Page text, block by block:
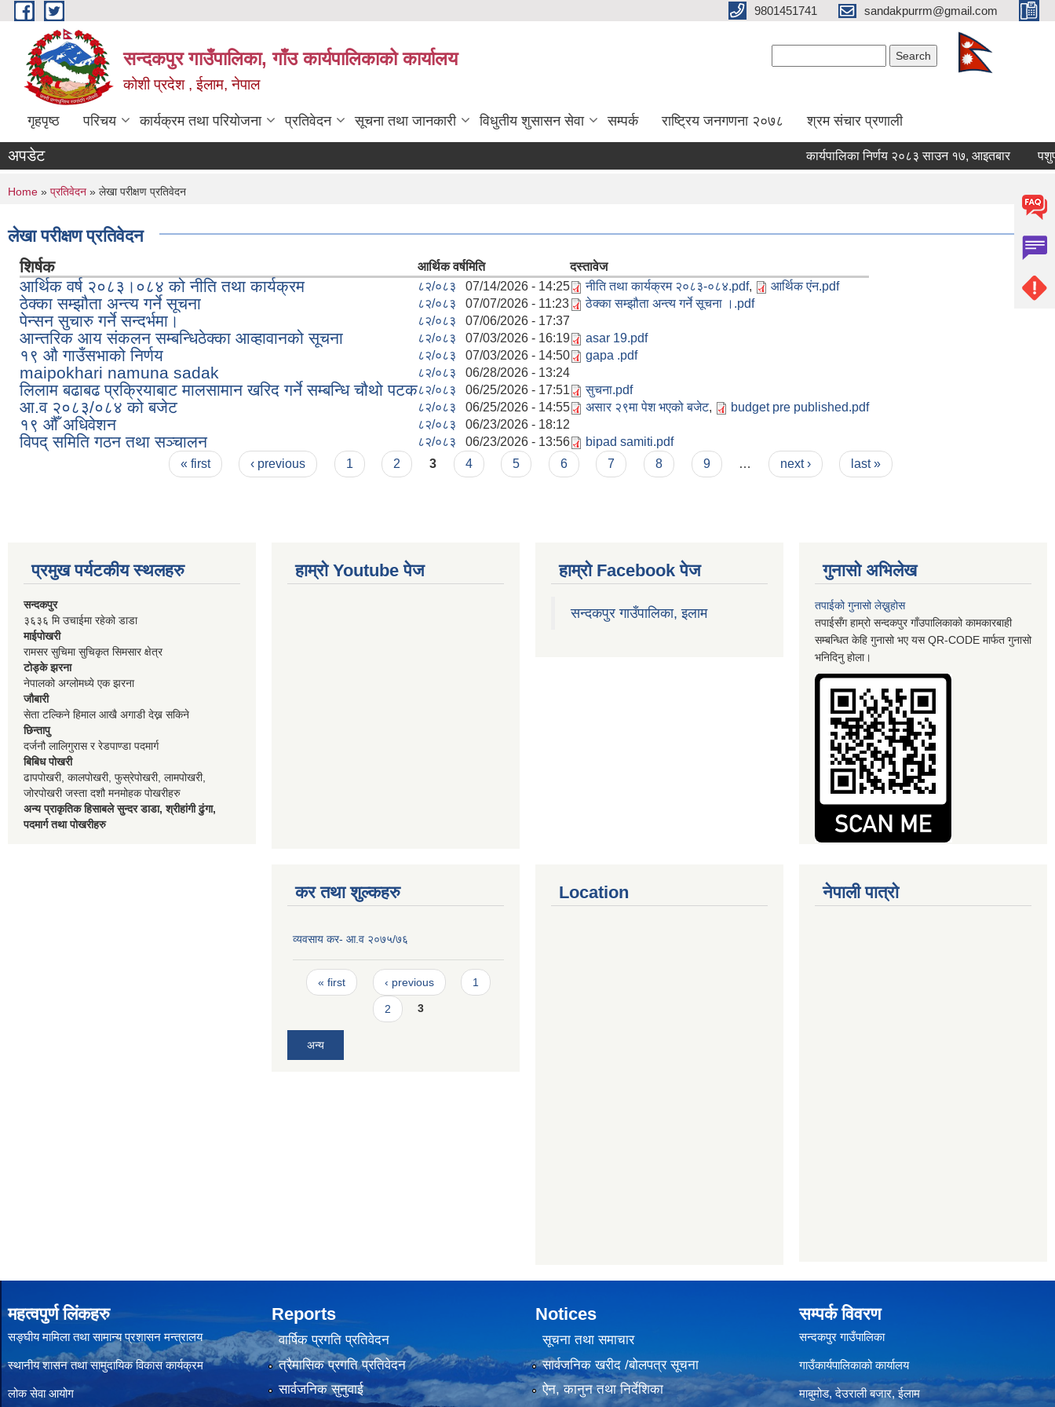
Skip to main content 9801451741 sandakpurrm@gmail.com
सन्दकपुर गाउँपालिका, गाँउ कार्यपालिकाको कार्यालय
कोशी प्रदेश , ईलाम, नेपाल
गृहपृष्ठ परिचय कार्यक्रम तथा परियोजना प्रतिवेदन सूचना तथा जानकारी विधुतीय शुसासन सेवा सम्पर्क राष्ट्रिय जनगणना २०७८ श्रम संचार प्रणाली
अपडेट कार्यपालिका निर्णय २०८३ साउन १७, आइतबार
You are here
Home » प्रतिवेदन » लेखा परीक्षण प्रतिवेदन
लेखा परीक्षण प्रतिवेदन
शिर्षक आर्थिक वर्षमिति दस्तावेज
आर्थिक वर्ष २०८३।०८४ को नीति तथा कार्यक्रम ८२/०८३ 07/14/2026 - 14:25 नीति तथा कार्यक्रम २०८३-०८४.pdf, आर्थिक एंन.pdf
ठेक्का सम्झौता अन्त्य गर्ने सूचना ८२/०८३ 07/07/2026 - 11:23 ठेक्का सम्झौता अन्त्य गर्ने सूचना ।.pdf
पेन्सन सुचारु गर्ने सन्दर्भमा। ८२/०८३ 07/06/2026 - 17:37
आन्तरिक आय संकलन सम्बन्धिठेक्का आव्हावानको सूचना ८२/०८३ 07/03/2026 - 16:19 asar 19.pdf
१९ औ गाउँसभाको निर्णय ८२/०८३ 07/03/2026 - 14:50 gapa .pdf
maipokhari namuna sadak ८२/०८३ 06/28/2026 - 13:24
लिलाम बढाबढ प्रक्रियाबाट मालसामान खरिद गर्ने सम्बन्धि चौथो पटक८२/०८३ 06/25/2026 - 17:51 सुचना.pdf
आ.व २०८३/०८४ को बजेट ८२/०८३ 06/25/2026 - 14:55 असार २९मा पेश भएको बजेट, budget pre published.pdf
१९ औँ अधिवेशन ८२/०८३ 06/23/2026 - 18:12
विपद् समिति गठन तथा सञ्चालन ८२/०८३ 06/23/2026 - 13:56 bipad samiti.pdf
« first ‹ previous 1 2 3 4 5 6 7 8 9 … next › last »
प्रमुख पर्यटकीय स्थलहरु
सन्दकपुर
३६३६ मि उचाईमा रहेको डाडा
माईपोखरी
रामसर सुचिमा सुचिकृत सिमसार क्षेत्र
टोड्के झरना
नेपालको अग्लोमध्ये एक झरना
जौबारी
सेता टल्किने हिमाल आखै अगाडी देख्न सकिने
छिन्तापु
दर्जनौ लालिगुरास र रेडपाण्डा पदमार्ग
बिबिध पोखरी
ढापपोखरी, कालपोखरी, फुस्रेपोखरी, लामपोखरी,
जोरपोखरी जस्ता दशौ मनमोहक पोखरीहरु
अन्य प्राकृतिक हिसाबले सुन्दर डाडा, श्रीहांगी ढुंगा,
पदमार्ग तथा पोखरीहरु
हाम्रो Youtube पेज हाम्रो Facebook पेज
सन्दकपुर गाउँपालिका, इलाम
गुनासो अभिलेख
तपाईको गुनासो लेख्नुहोस
तपाईसँग हाम्रो सन्दकपुर गाँउपालिकाको कामकारबाही
सम्बन्धित केहि गुनासो भए यस QR-CODE मार्फत गुनासो
भनिदिनु होला।
कर तथा शुल्कहरु
व्यवसाय कर- आ.व २०७५/७६
Pages
« first ‹ previous 1
2 3
अन्य
Location नेपाली पात्रो
महत्वपुर्ण लिंकहरु
सङ्घीय मामिला तथा सामान्य प्रशासन मन्त्रालय
स्थानीय शासन तथा सामुदायिक विकास कार्यक्रम
लोक सेवा आयोग
Reports
वार्षिक प्रगति प्रतिवेदन
त्रैमासिक प्रगति प्रतिवेदन
सार्वजनिक सुनुवाई
Notices
सूचना तथा समाचार
सार्वजनिक खरीद /बोलपत्र सूचना
ऐन, कानुन तथा निर्देशिका
सम्पर्क विवरण
सन्दकपुर गाउँपालिका
गाउँकार्यपालिकाको कार्यालय
माबुमोड, देउराली बजार, ईलाम